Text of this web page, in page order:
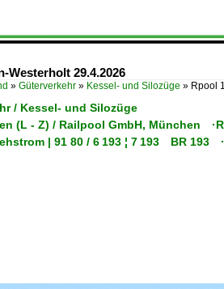
Westerholt 29.4.2026
» Güterverkehr » Kessel- und Silozüge » Rpool
/ Kessel- und Silozüge
(L - Z) / Railpool GmbH, München
| 91 80 / 6 193 ¦ 7 193 BR